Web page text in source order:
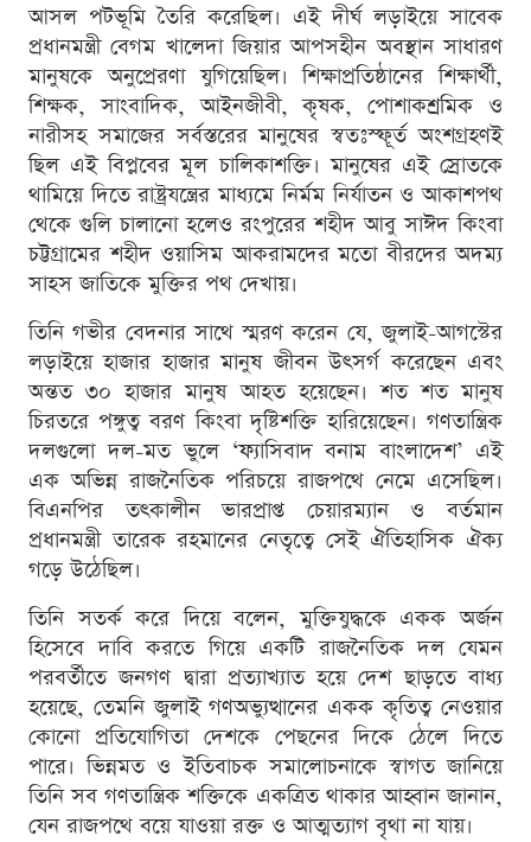
আসল পটভূমি তৈরি করেছিল। এই দীর্ঘ লড়াইয়ে সাবেক
প্রধানমন্ত্রী বেগম খালেদা জিয়ার আপসহীন অবস্থান সাধারণ
মানুষকে অনুপ্রেরণা যুগিয়েছিল। শিক্ষাপ্রতিষ্ঠানের শিক্ষার্থী,
শিক্ষক, সাংবাদিক, আইনজীবী, কৃষক, পোশাকশ্রমিক ও
নারীসহ সমাজের সর্বস্তরের মানুষের স্বতঃস্ফূর্ত অংশগ্রহণই
ছিল এই বিপ্লবের মূল চালিকাশক্তি। মানুষের এই স্রোতকে
থামিয়ে দিতে রাষ্ট্রযন্ত্রের মাধ্যমে নির্মম নির্যাতন ও আকাশপথ
থেকে গুলি চালানো হলেও রংপুরের শহীদ আবু সাঈদ কিংবা
চট্টগ্রামের শহীদ ওয়াসিম আকরামদের মতো বীরদের অদম্য
সাহস জাতিকে মুক্তির পথ দেখায়।
তিনি গভীর বেদনার সাথে স্মরণ করেন যে, জুলাই-আগস্টের
লড়াইয়ে হাজার হাজার মানুষ জীবন উৎসর্গ করেছেন এবং
অন্তত ৩০ হাজার মানুষ আহত হয়েছেন। শত শত মানুষ
চিরতরে পঙ্গুত্ব বরণ কিংবা দৃষ্টিশক্তি হারিয়েছেন। গণতান্ত্রিক
দলগুলো দল-মত ভুলে ‘ফ্যাসিবাদ বনাম বাংলাদেশ’ এই
এক অভিন্ন রাজনৈতিক পরিচয়ে রাজপথে নেমে এসেছিল।
বিএনপির তৎকালীন ভারপ্রাপ্ত চেয়ারম্যান ও বর্তমান
প্রধানমন্ত্রী তারেক রহমানের নেতৃত্বে সেই ঐতিহাসিক ঐক্য
গড়ে উঠেছিল।
তিনি সতর্ক করে দিয়ে বলেন, মুক্তিযুদ্ধকে একক অর্জন
হিসেবে দাবি করতে গিয়ে একটি রাজনৈতিক দল যেমন
পরবর্তীতে জনগণ দ্বারা প্রত্যাখ্যাত হয়ে দেশ ছাড়তে বাধ্য
হয়েছে, তেমনি জুলাই গণঅভ্যুত্থানের একক কৃতিত্ব নেওয়ার
কোনো প্রতিযোগিতা দেশকে পেছনের দিকে ঠেলে দিতে
পারে। ভিন্নমত ও ইতিবাচক সমালোচনাকে স্বাগত জানিয়ে
তিনি সব গণতান্ত্রিক শক্তিকে একত্রিত থাকার আহ্বান জানান,
যেন রাজপথে বয়ে যাওয়া রক্ত ও আত্মত্যাগ বৃথা না যায়।